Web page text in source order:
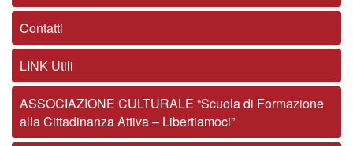
Contatti
LINK Utili
ASSOCIAZIONE CULTURALE “Scuola di Formazione
alla Cittadinanza Attiva – Libertiamoci”